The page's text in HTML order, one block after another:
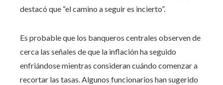
destacó que “el camino a seguir es incierto”.
Es probable que los banqueros centrales observen de
cerca las señales de que la inflación ha seguido
enfriándose mientras consideran cuándo comenzar a
recortar las tasas. Algunos funcionarios han sugerido